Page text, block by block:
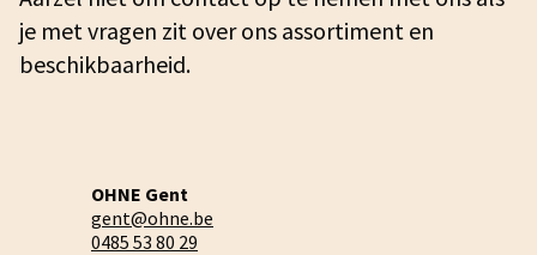
je met vragen zit over ons assortiment en
beschikbaarheid.
OHNE Gent
gent@ohne.be
0485 53 80 29